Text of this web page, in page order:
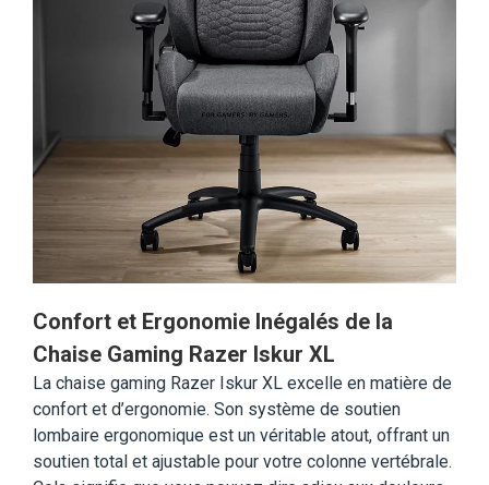
Confort et Ergonomie Inégalés de la
Chaise Gaming Razer Iskur XL
La chaise gaming Razer Iskur XL excelle en matière de
confort et d’ergonomie. Son système de soutien
lombaire ergonomique est un véritable atout, offrant un
soutien total et ajustable pour votre colonne vertébrale.